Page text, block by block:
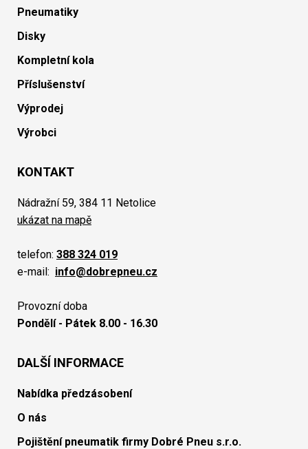
Pneumatiky
Disky
Kompletní kola
Příslušenství
Výprodej
Výrobci
KONTAKT
Nádražní 59, 384 11 Netolice
ukázat na mapě
telefon: 388 324 019
e-mail: info@dobrepneu.cz
Provozní doba
Pondělí - Pátek 8.00 - 16.30
DALŠÍ INFORMACE
Nabídka předzásobení
O nás
Pojištění pneumatik firmy Dobré Pneu s.r.o.